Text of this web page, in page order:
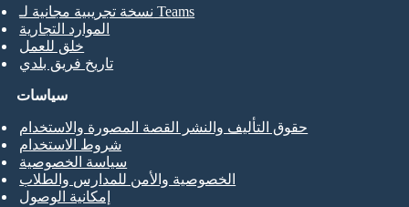
نسخة تجريبية مجانية لـ Teams
الموارد التجارية
خلق للعمل
تاريخ فريق بلدي
سياسات
حقوق التأليف والنشر القصة المصورة والاستخدام
شروط الاستخدام
سياسة الخصوصية
الخصوصية والأمن للمدارس والطلاب
إمكانية الوصول